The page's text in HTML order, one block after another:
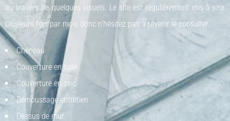
au travers de quelques visuels. Le site est régulièrement mis à jour
plusieurs fois par mois donc n’hésitez pas à revenir le consulter.
Chéneau
Couverture en tuile
Couverture en zinc
Démoussage entretien
Dessus de mur